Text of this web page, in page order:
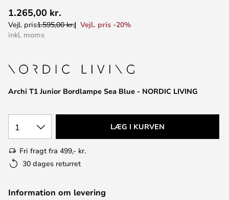
til
starten
Archi T1 Junior Bordlampe Sea Blue - NORDIC LIVING
1.265,00 kr.
Vejl. pris1.595,00 kr.
Vejl. pris -20%
inkl. moms
1 LÆG I KURVEN
Fri fragt fra 499,- kr.
30 dages returret
Information om levering